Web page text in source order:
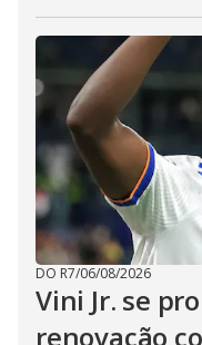
DO R7/06/08/2026
Vini Jr. se
renovação